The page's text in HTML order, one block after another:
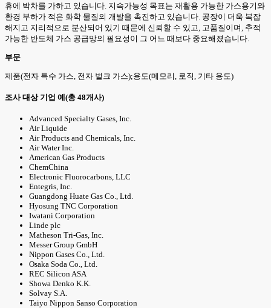
휴에 박차를 가하고 있습니다. 지속가능성 목표는 재활용 가능한 가스용기와
환경 부하가 적은 화학 물질의 개발을 촉진하고 있습니다. 공장이 더욱 복잡
해지고 지리적으로 분산되어 있기 때문에 신뢰할 수 있고, 고품질이며, 추적
가능한 반도체 가스 공급망의 필요성이 그 어느 때보다 중요해졌습니다.
부문
제품(전자 특수 가스, 전자 벌크 가스);용도(메모리, 로직, 기타 용도)
조사 대상 기업 예(총 48개사)
Advanced Specialty Gases, Inc.
Air Liquide
Air Products and Chemicals, Inc.
Air Water Inc.
American Gas Products
ChemChina
Electronic Fluorocarbons, LLC
Entegris, Inc.
Guangdong Huate Gas Co., Ltd.
Hyosung TNC Corporation
Iwatani Corporation
Linde plc
Matheson Tri-Gas, Inc.
Messer Group GmbH
Nippon Gases Co., Ltd.
Osaka Soda Co., Ltd.
REC Silicon ASA
Showa Denko K.K.
Solvay S.A.
Taiyo Nippon Sanso Corporation